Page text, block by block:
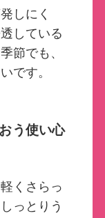
しにく
している
節でも、
です。
う使い心
くさらっ
っとりう